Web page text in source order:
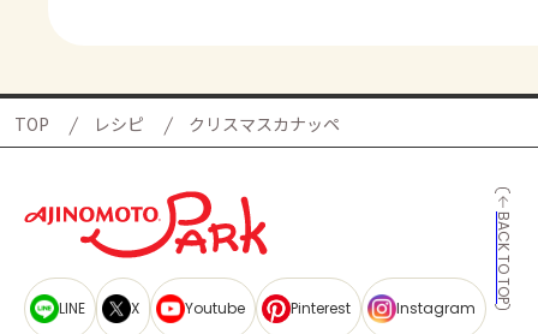
TOP レシピ クリスマスカナッペ
BACK TO TOP
LINE X Youtube Pinterest Instagram